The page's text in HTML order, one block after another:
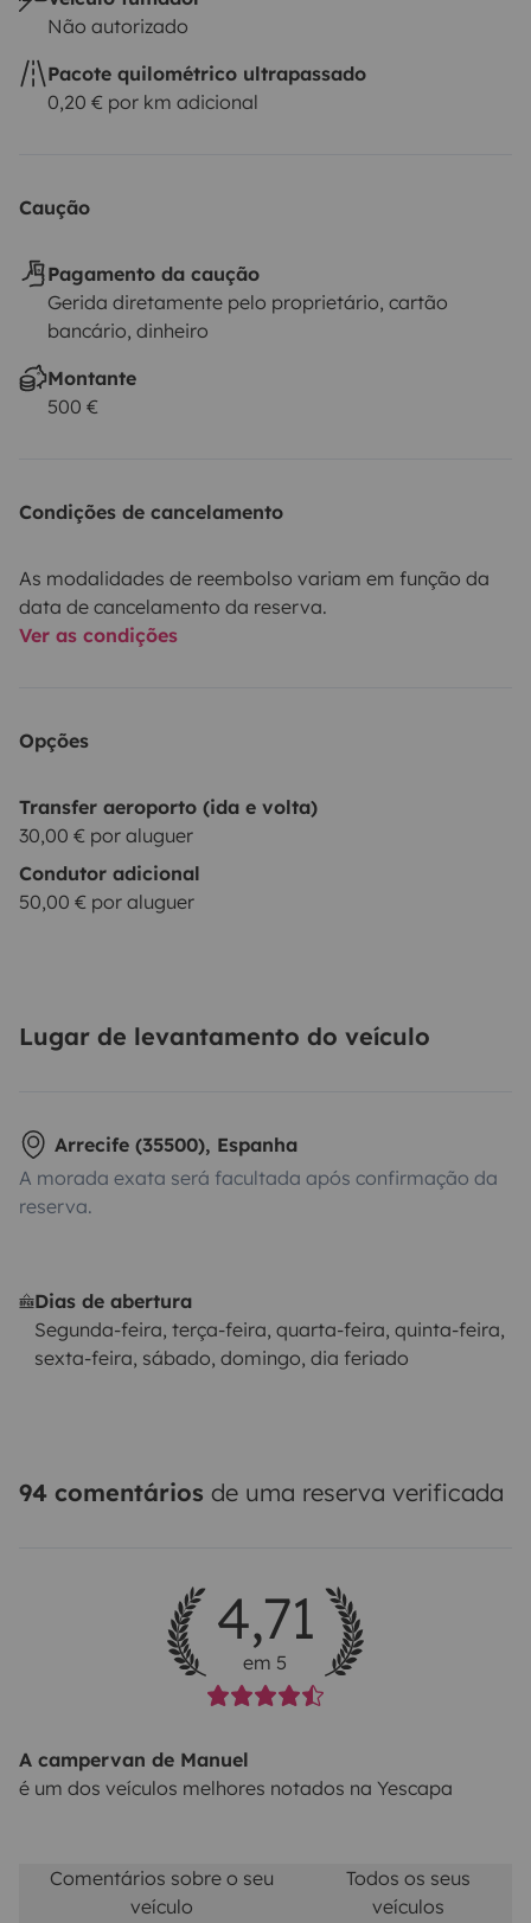
Não autorizado
Pacote quilométrico ultrapassado
0,20 € por km adicional
Caução
Pagamento da caução
Gerida diretamente pelo proprietário, cartão
bancário, dinheiro
Montante
500 €
Condições de cancelamento
As modalidades de reembolso variam em função da
data de cancelamento da reserva.
Ver as condições
Opções
Transfer aeroporto (ida e volta)
30,00 € por aluguer
Condutor adicional
50,00 € por aluguer
Lugar de levantamento do veículo
Arrecife (35500), Espanha
A morada exata será facultada após confirmação da
reserva.
Dias de abertura
Segunda-feira, terça-feira, quarta-feira, quinta-feira,
sexta-feira, sábado, domingo, dia feriado
94 comentários de uma reserva verificada
4,71
em 5
A campervan de Manuel
é um dos veículos melhores notados na Yescapa
Comentários sobre o seu
veículo
Todos os seus
veículos